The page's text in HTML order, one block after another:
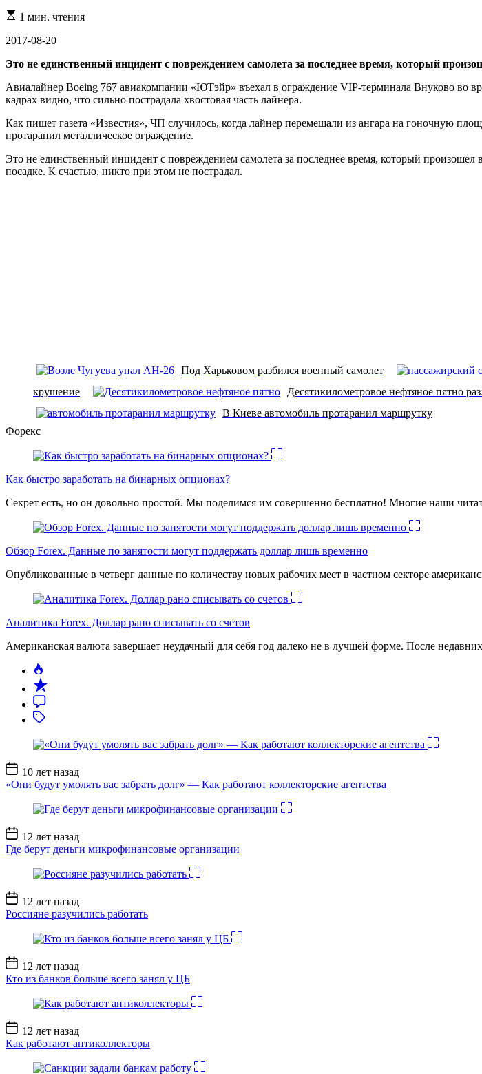
Расчетное
чтения
1 мин. чтения
2017-08-20
Это не единственный инцидент с повреждением самолета за последнее время, который
Авиалайнер Boeing 767 авиакомпании «ЮТэйр» въехал в ограждение VIP-терминала Внуково во
кадрах видно, что сильно пострадала хвостовая часть лайнера.
Как пишет газета «Известия», ЧП случилось, когда лайнер перемещали из ангара на гоночную
протаранил металлическое ограждение.
Это не единственный инцидент с повреждением самолета за последнее время, который
посадке. К счастью, никто при этом не пострадал.
Под Харьковом разбился военный самолет
крушение
Десятикилометровое нефтяное пятно
В Киеве автомобиль протаранил маршрутку
Форекс
Как быстро заработать на бинарных опционах?
Секрет есть, но он довольно простой. Мы поделимся им совершенно бесплатно! Многие наши
Обзор Forex. Данные по занятости могут поддержать доллар лишь временно
Опубликованные в четверг данные по количеству новых рабочих мест в частном секторе
Аналитика Forex. Доллар рано списывать со счетов
Американская валюта завершает неудачный для себя год далеко не в лучшей форме. После
Дата
записи
10 лет назад
«Они будут умолять вас забрать долг» — Как работают коллекторские агентства
Дата
записи
12 лет назад
Где берут деньги микрофинансовые организации
Дата
записи
12 лет назад
Россияне разучились работать
Дата
записи
12 лет назад
Кто из банков больше всего занял у ЦБ
Дата
записи
12 лет назад
Как работают антиколлекторы